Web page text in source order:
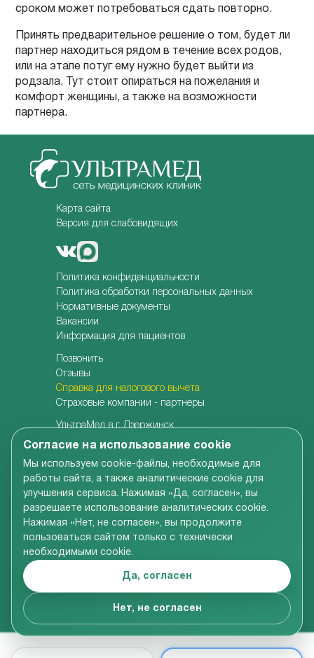
Согласие на использование cookie
Мы используем cookie-файлы, необходимые для
работы сайта, а также аналитические cookie для
улучшения сервиса. Нажимая «Да, согласен», вы
разрешаете использование аналитических cookie.
Нажимая «Нет, не согласен», вы продолжите
пользоваться сайтом только с технически
необходимыми cookie.
Да, согласен
Нет, не согласен
сроком может потребоваться сдать повторно.
Принять предварительное решение о том, будет ли
партнер находиться рядом в течение всех родов,
или на этапе потуг ему нужно будет выйти из
родзала. Тут стоит опираться на пожелания и
комфорт женщины, а также на возможности
партнера.
Карта сайта
Версия для слабовидящих
Политика конфиденциальности
Политика обработки персональных данных
Нормативные документы
Вакансии
Информация для пациентов
Позвонить
Отзывы
Справка для налогового вычета
Страховые компании - партнеры
УльтраМед в г. Дзержинск
УльтраМед в г. Кстово
Центр медицины плода
Центр врачебной косметологии
Семейная стоматология
Детская адаптивная стоматология
Вся информация, размещенная на сайте компании,
ознакомительный характер и не является
публичной офертой в соответствии со ст.437 ГК РФ
© УльтраМед 2002-2024